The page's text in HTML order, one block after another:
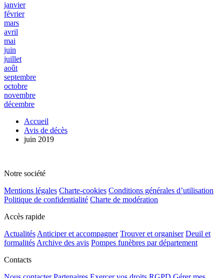
janvier
février
mars
avril
mai
juin
juillet
août
septembre
octobre
novembre
décembre
Accueil
Avis de décès
juin 2019
Notre société
Mentions légales Charte-cookies Conditions générales d’utilisation
Politique de confidentialité Charte de modération
Accès rapide
Actualités Anticiper et accompagner Trouver et organiser Deuil et
formalités Archive des avis Pompes funèbres par département
Contacts